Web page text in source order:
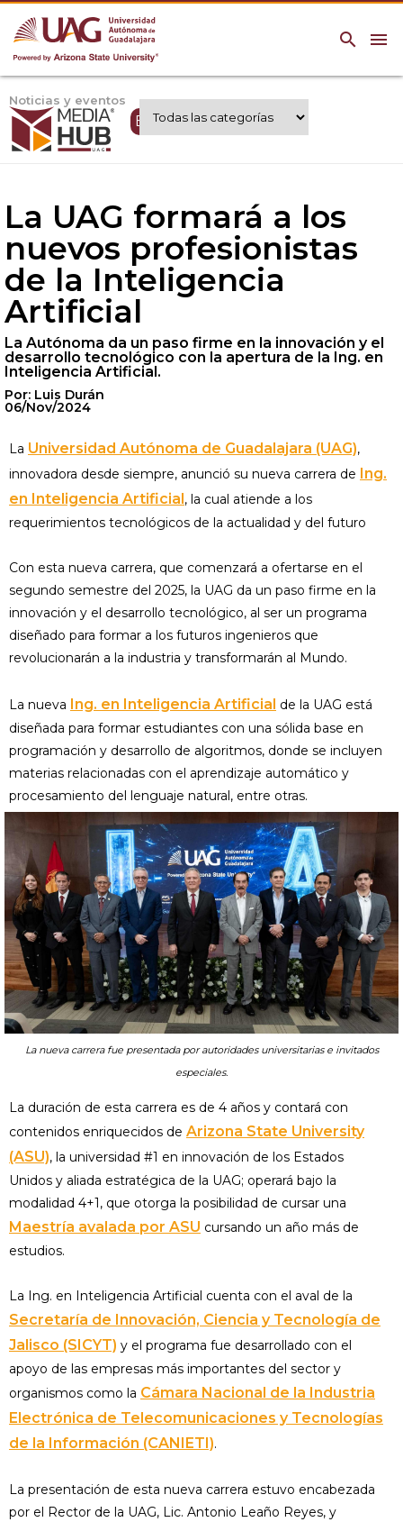
menu
search
Noticias y eventos
Expertos UAG
La UAG formará a los
nuevos profesionistas
de la Inteligencia
Artificial
La Autónoma da un paso firme en la innovación y el
desarrollo tecnológico con la apertura de la Ing. en
Inteligencia Artificial.
Por: Luis Durán
06/Nov/2024
La Universidad Autónoma de Guadalajara (UAG),
innovadora desde siempre, anunció su nueva carrera de Ing.
en Inteligencia Artificial, la cual atiende a los
requerimientos tecnológicos de la actualidad y del futuro
Con esta nueva carrera, que comenzará a ofertarse en el
segundo semestre del 2025, la UAG da un paso firme en la
innovación y el desarrollo tecnológico, al ser un programa
diseñado para formar a los futuros ingenieros que
revolucionarán a la industria y transformarán al Mundo.
La nueva Ing. en Inteligencia Artificial de la UAG está
diseñada para formar estudiantes con una sólida base en
programación y desarrollo de algoritmos, donde se incluyen
materias relacionadas con el aprendizaje automático y
procesamiento del lenguaje natural, entre otras.
La nueva carrera fue presentada por autoridades universitarias e invitados
especiales.
La duración de esta carrera es de 4 años y contará con
contenidos enriquecidos de Arizona State University
(ASU), la universidad #1 en innovación de los Estados
Unidos y aliada estratégica de la UAG; operará bajo la
modalidad 4+1, que otorga la posibilidad de cursar una
Maestría avalada por ASU cursando un año más de
estudios.
La Ing. en Inteligencia Artificial cuenta con el aval de la
Secretaría de Innovación, Ciencia y Tecnología de
Jalisco (SICYT) y el programa fue desarrollado con el
apoyo de las empresas más importantes del sector y
organismos como la Cámara Nacional de la Industria
Electrónica de Telecomunicaciones y Tecnologías
de la Información (CANIETI).
La presentación de esta nueva carrera estuvo encabezada
por el Rector de la UAG, Lic. Antonio Leaño Reyes, y